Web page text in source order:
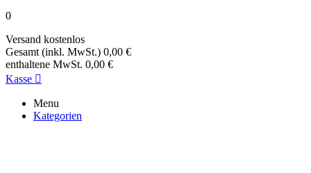
0
Versand kostenlos
Gesamt (inkl. MwSt.) 0,00 €
enthaltene MwSt. 0,00 €
Kasse 
Menu
Kategorien